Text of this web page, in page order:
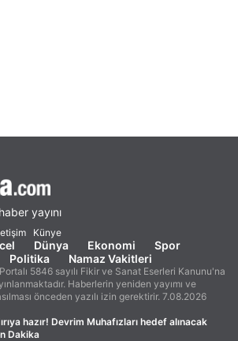
yayını
Künye
Dünya Ekonomi
Spor
Politika Namaz Vakitleri
5846 sayılı Fikir ve Sanat Eserleri Kanunu'na
Haberlerin yeniden yayımı ve
önceden yazılı izin gerektirir. 7.08.2026
hazır! Devrim Muhafızları hedef alınacak
Dakika